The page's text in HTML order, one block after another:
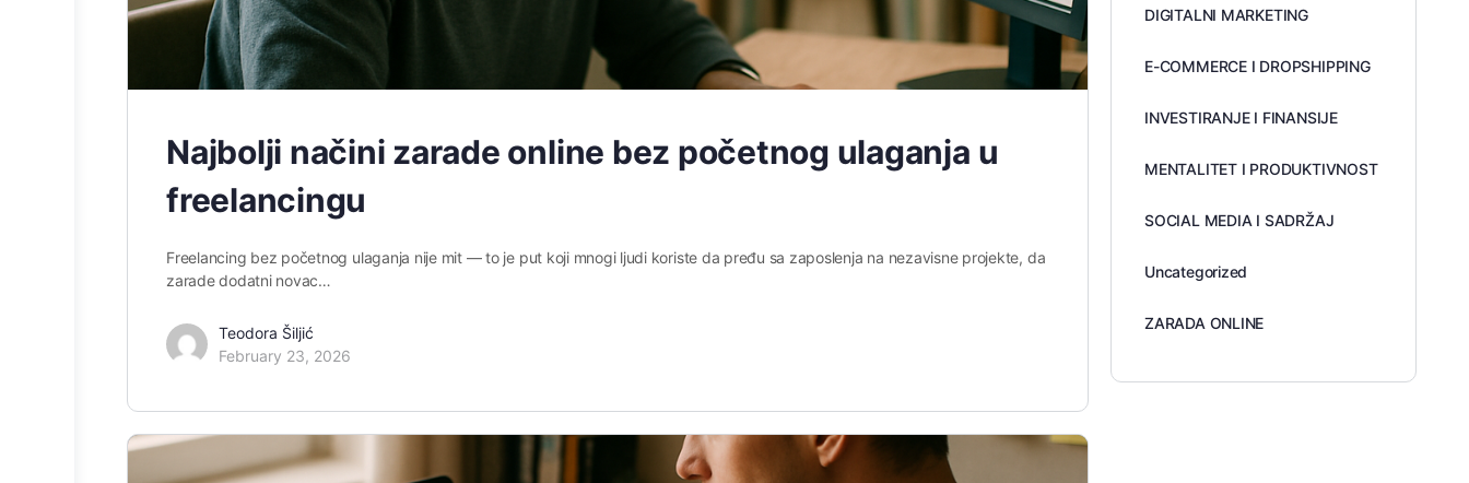
Najbolji načini zarade online bez početnog ulaganja u
freelancingu
Freelancing bez početnog ulaganja nije mit — to je put koji mnogi ljudi koriste da pređu sa zaposlenja na nezavisne projekte, da
zarade dodatni novac…
Teodora Šiljić
February 23, 2026
DIGITALNI MARKETING
E-COMMERCE I DROPSHIPPING
INVESTIRANJE I FINANSIJE
MENTALITET I PRODUKTIVNOST
SOCIAL MEDIA I SADRŽAJ
Uncategorized
ZARADA ONLINE